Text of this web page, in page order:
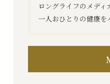
ロングライフのメデ
一人おひとりの健康を